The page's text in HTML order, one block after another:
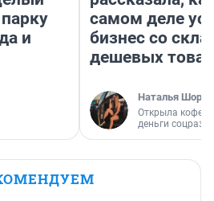
и
самом деле
бизнес со
дешевых
Наталья
Открыла
деньги